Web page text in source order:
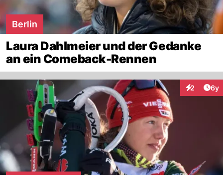
Berlin
Laura Dahlmeier und der Gedanke
an ein Comeback-Rennen
2 6y